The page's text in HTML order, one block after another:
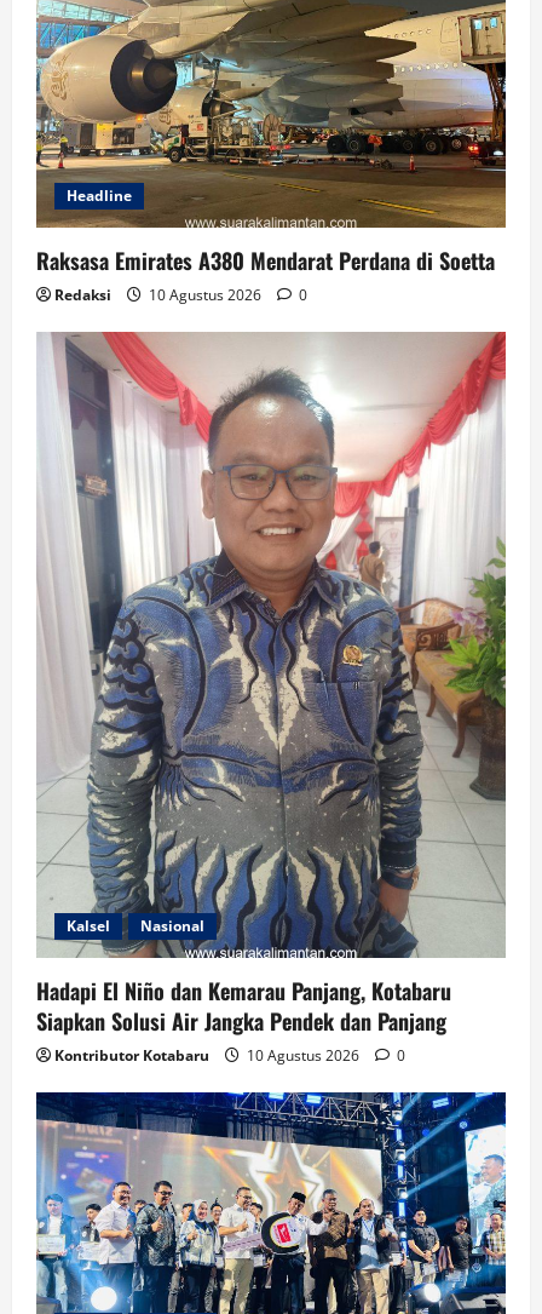
Headline
Raksasa Emirates A380 Mendarat Perdana di Soetta
Redaksi 10 Agustus 2026 0
Kalsel Nasional
Hadapi El Niño dan Kemarau Panjang, Kotabaru
Siapkan Solusi Air Jangka Pendek dan Panjang
Kontributor Kotabaru 10 Agustus 2026 0